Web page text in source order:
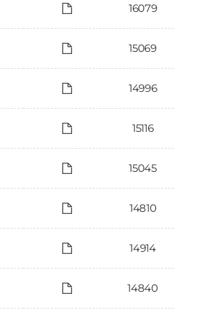
16079
15069
14996
15116
15045
14810
14914
14840